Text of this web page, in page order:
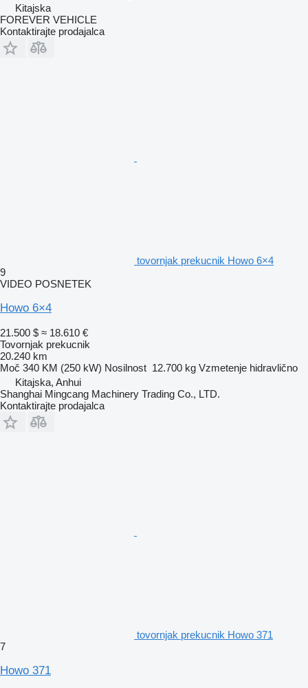
Kitajska
FOREVER VEHICLE
Kontaktirajte prodajalca
tovornjak prekucnik Howo 6×4
9
VIDEO POSNETEK
Howo 6×4
21.500 $ ≈ 18.610 €
Tovornjak prekucnik
20.240 km
Moč 340 KM (250 kW) Nosilnost 12.700 kg Vzmetenje hidravlično
Kitajska, Anhui
Shanghai Mingcang Machinery Trading Co., LTD.
Kontaktirajte prodajalca
tovornjak prekucnik Howo 371
7
Howo 371